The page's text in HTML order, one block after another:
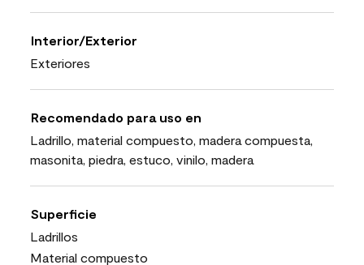
Interior/Exterior
Exteriores
Recomendado para uso en
Ladrillo, material compuesto, madera compuesta,
masonita, piedra, estuco, vinilo, madera
Superficie
Ladrillos
Material compuesto